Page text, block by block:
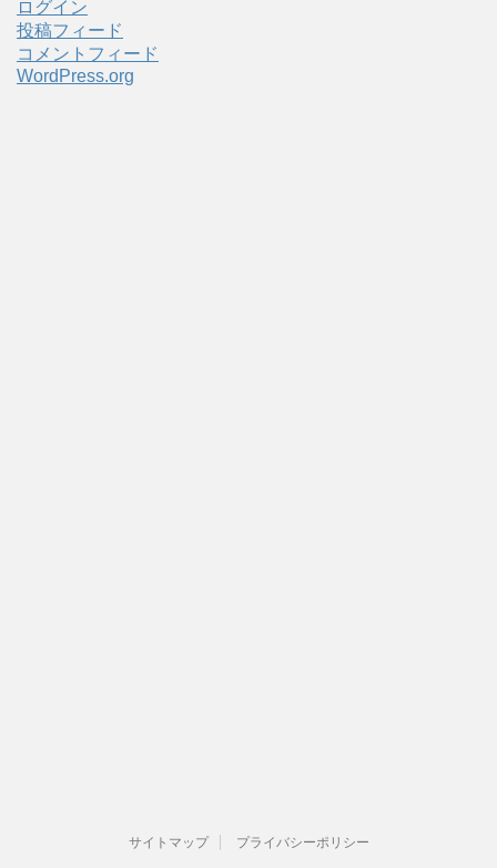
ログイン
投稿フィード
コメントフィード
WordPress.org
サイトマップ プライバシーポリシー